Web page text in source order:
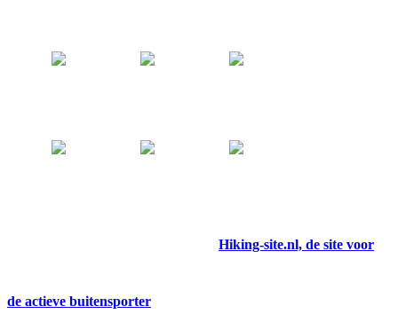
Hiking-site.nl, de site voor
de actieve buitensporter